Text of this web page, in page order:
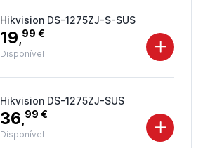
Hikvision DS-1275ZJ-S-SUS
19,99 €
Disponível
Hikvision DS-1275ZJ-SUS
36,99 €
Disponível